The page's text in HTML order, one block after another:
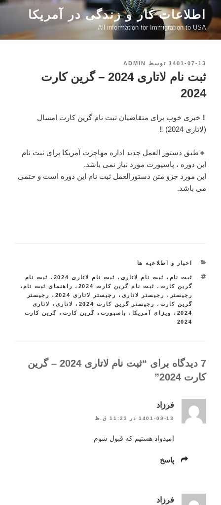
رفتن
به
محتوا
اطلاعات کار و زندگی در آمریکا
All information for Immigration to USA
نوشته‌شده
در
1401-07-13 توسط ADMIN
ثبت نام لاتاری 2024 – گرین کارت
2024
‼️ خبری خوب برای متقاضیان ثبت نام گرین کارت امسال
(لاتاری 2024) ‼️
🔸طبق دستور العمل جدید اداره مهاجرت آمریکا برای ثبت نام
این دوره ، پاسپورت مورد نیاز نمی باشد.
این مورد جزو متن دستورالعمل ثبت نام این دوره است و حتمی
می باشد.
دسته‌ها
اخبار و اطلاعیه ها
برچسب‌ها
ثبت نام ، ثبت نام لاتاری ، ثبت نام لاتاری 2024 ، ثبت نام
گرین کارت ، ثبت نام گرین کارت 2024 ، راهنمای ثبت نام ،
رجیستر ، رجیستر لاتاری ، رجیستر لاتاری 2024 ،
رجیستر
گرین کارت ، رجیستر گرین کارت 2024 ، لاتاری ،
لاتاری
2024 ، ویزای آمریکا ، پاسپورت ، گرین کارت ، گرین کارت
2024
7 دیدگاه برای “ثبت نام لاتاری 2024 – گرین
کارت 2024”
فرزاد
1401-08-13 در 11:23 ق.ظ
امیدواد هستیم که قبول شوم
پاسخ
فرزاد